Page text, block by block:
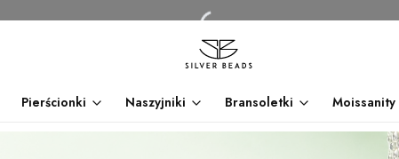
Pierścionki Naszyjniki Bransoletki Moissanity